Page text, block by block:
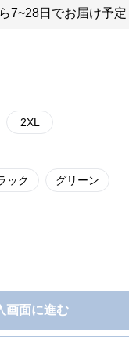
7~28日でお届け予定
2XL
ック グリーン
画面に進む